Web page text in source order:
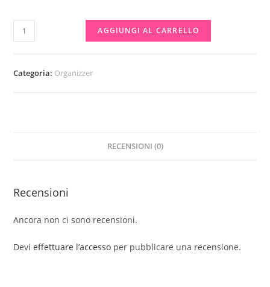
Porta
buste
AGGIUNGI AL CARRELLO
Categoria: Organizzer
RECENSIONI (0)
Recensioni
Ancora non ci sono recensioni.
Devieffettuare l’accesso per pubblicare una recensione.